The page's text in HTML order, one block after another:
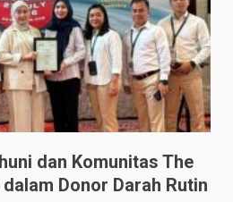
dan Komunitas The
Donor Darah Rutin